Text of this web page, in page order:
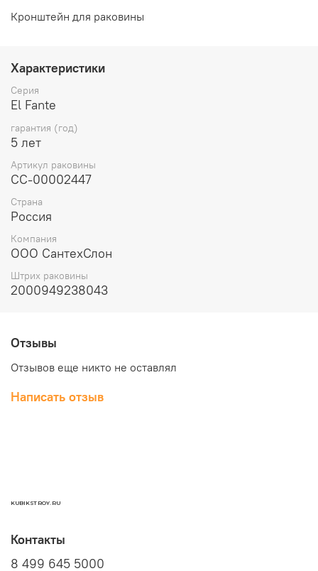
Кронштейн для раковины
Характеристики
Серия
El Fante
гарантия (год)
5 лет
Артикул раковины
СС-00002447
Страна
Россия
Компания
ООО СантехСлон
Штрих раковины
2000949238043
Отзывы
Отзывов еще никто не оставлял
Написать отзыв
KUBIKSTROY.RU
Контакты
8 499 645 5000